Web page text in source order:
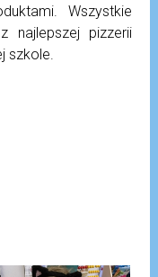
Wszystkie
najlepszej pizzerii
szkole.